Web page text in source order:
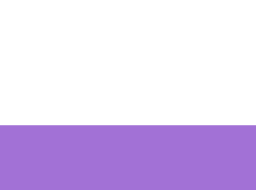
вся правда о